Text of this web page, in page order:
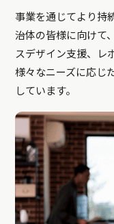
事業を通じてより持
治体の皆様に向けて
スデザイン支援、レ
様々なニーズに応じ
しています。